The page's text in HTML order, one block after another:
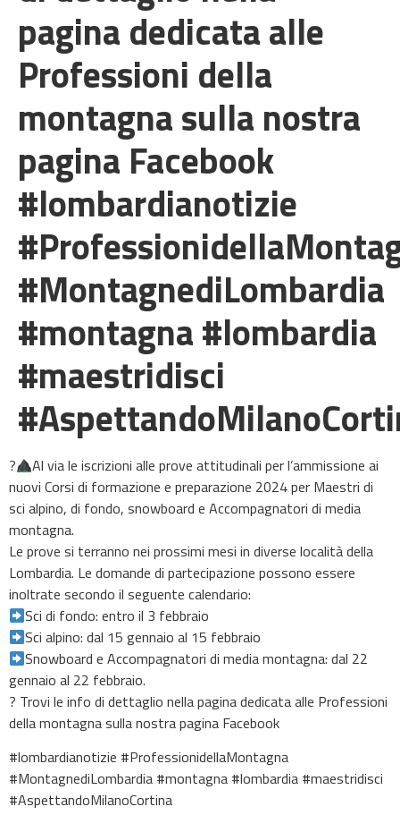
pagina dedicata alle
Professioni della
montagna sulla nostra
pagina Facebook
#lombardianotizie
#MontagnediLombardia
#montagna #lombardia
#maestridisci
?
Al via le iscrizioni alle prove attitudinali per l’ammissione ai
nuovi Corsi di formazione e preparazione 2024 per Maestri di
sci alpino, di fondo, snowboard e Accompagnatori di media
montagna.
Le prove si terranno nei prossimi mesi in diverse località della
Lombardia. Le domande di partecipazione possono essere
inoltrate secondo il seguente calendario:
Sci di fondo: entro il 3 febbraio
Sci alpino: dal 15 gennaio al 15 febbraio
Snowboard e Accompagnatori di media montagna: dal 22
gennaio al 22 febbraio.
? Trovi le info di dettaglio nella pagina dedicata alle Professioni
della montagna sulla nostra pagina Facebook
#lombardianotizie #ProfessionidellaMontagna
#MontagnediLombardia #montagna #lombardia #maestridisci
#AspettandoMilanoCortina